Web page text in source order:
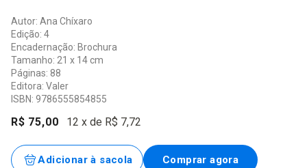
Autor: Ana Chíxaro
Edição: 4
Encadernação: Brochura
Tamanho: 21 x 14 cm
Páginas: 88
Editora: Valer
ISBN: 9786555854855
R$ 75,00 12 x de R$ 7,72